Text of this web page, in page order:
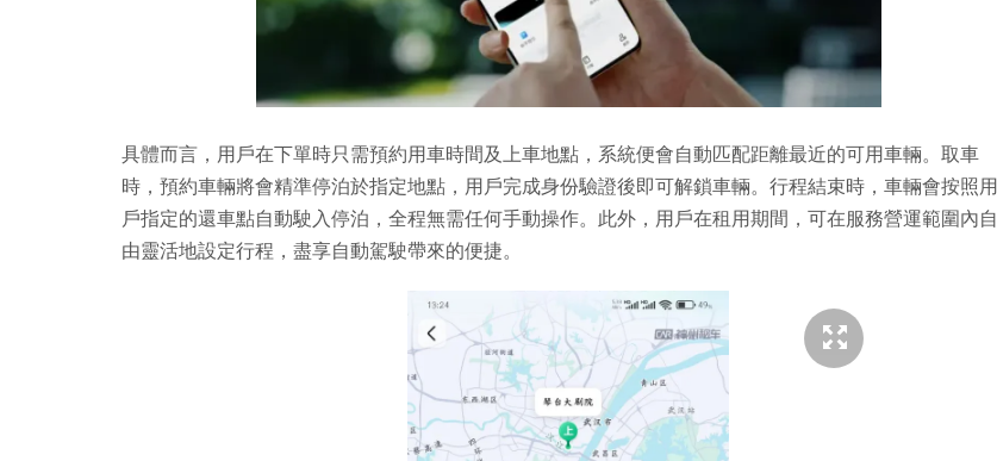
具體而言，用戶在下單時只需預約用車時間及上車地點，系統便會自動匹配距離最近的可用車輛。取車
時，預約車輛將會精準停泊於指定地點，用戶完成身份驗證後即可解鎖車輛。行程結束時，車輛會按照用
戶指定的還車點自動駛入停泊，全程無需任何手動操作。此外，用戶在租用期間，可在服務營運範圍內自
由靈活地設定行程，盡享自動駕駛帶來的便捷。